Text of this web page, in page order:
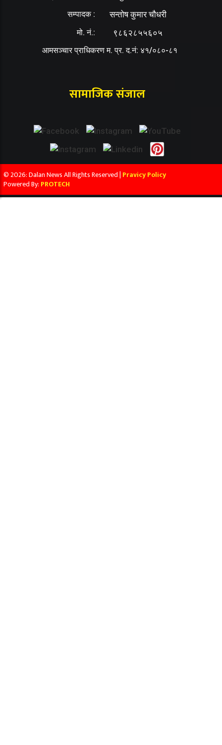
सम्पादक : सन्तोष कुमार चौधरी
मो. नं.: ९८६२८५५६०५
आमसञ्चार प्राधिकरण म. प्र. द.नं: ४१/०८०-८१
सामाजिक संजाल
© 2026: Dalan News All Rights Reserved | Pravicy Policy
Powered By: PROTECH